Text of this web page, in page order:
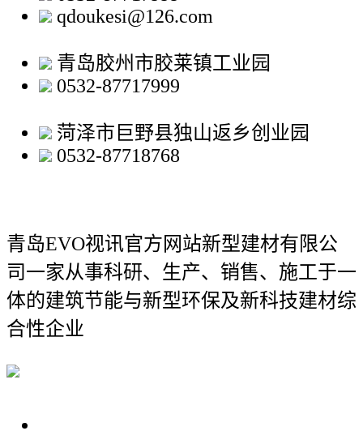
qdoukesi@126.com
青岛胶州市胶莱镇工业园
0532-87717999
菏泽市巨野县独山返乡创业园
0532-87718768
青岛EVO视讯官方网站新型建材有限公
司一家从事科研、生产、销售、施工于一
体的建筑节能与新型环保及新科技建材综
合性企业